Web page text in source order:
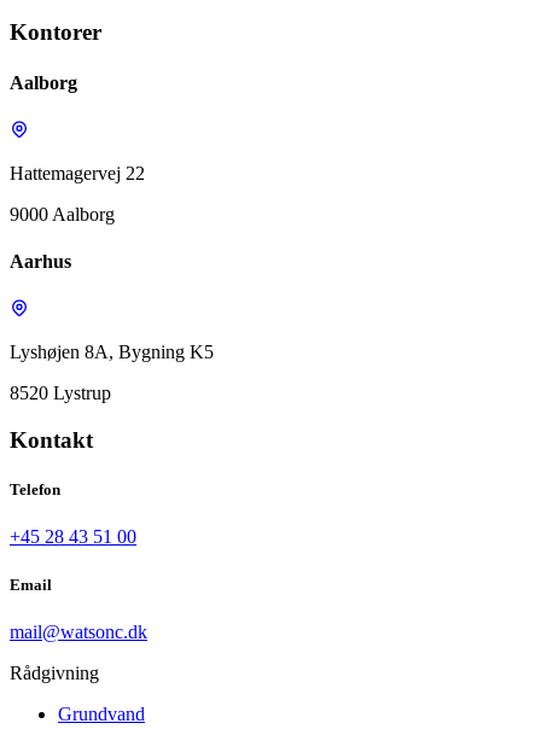
Kontorer
Aalborg
Hattemagervej 22
9000 Aalborg
Aarhus
Lyshøjen 8A, Bygning K5
8520 Lystrup
Kontakt
Telefon
+45 28 43 51 00
Email
mail@watsonc.dk
Rådgivning
Grundvand